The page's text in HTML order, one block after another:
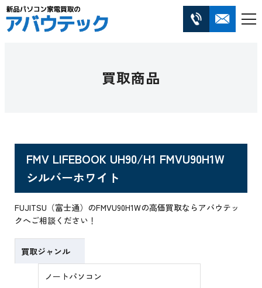
買取商品
FMV LIFEBOOK UH90/H1 FMVU90H1W
シルバーホワイト
FUJITSU（富士通）のFMVU90H1Wの高価買取ならアバウテッ
クへご相談ください！
買取ジャンル
ノートパソコン